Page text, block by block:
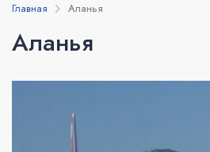
Главная Аланья
Аланья